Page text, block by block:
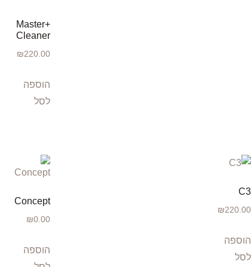
+Master
Cleaner
₪220.00
הוספה
לסל
C3
₪220.00
הוספה
לסל
Concept
₪0.00
הוספה